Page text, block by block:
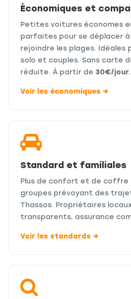
Économiques et
Petites voitures économes
parfaites pour se déplacer à
rejoindre les plages. Idéales
solo et couples. Sans carte
réduite. À partir de 30€/jour.
Voir les économiques →
Standard et familiales
Plus de confort et de coffre
groupes prévoyant des
Thassos. Propriétaires
transparents, assurance
Voir les standards →